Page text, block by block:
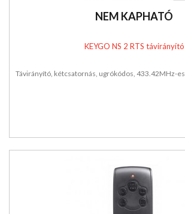
NEM KAPHATÓ
KEYGO NS 2 RTS távirányító
Távirányító, kétcsatornás, ugrókódos, 433.42MHz-es